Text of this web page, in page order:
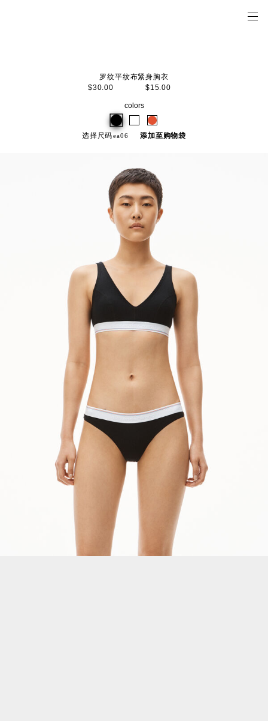
罗纹平纹布紧身胸衣
$30.00
$15.00
colors
选择尺码 添加至购物袋